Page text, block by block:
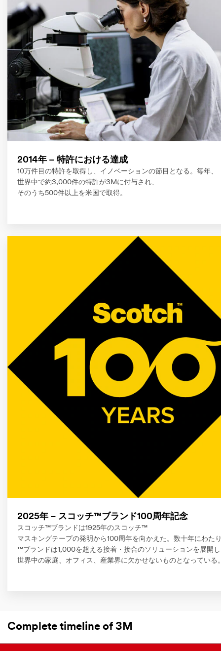
2014年 – 特許における達成
10万件目の特許を取得し、イノベーションの節目となる。毎年、
世界中で約3,000件の特許が3Mに付与され、
そのうち500件以上を米国で取得。
2025年 – スコッチ™ブランド100周年記念
スコッチ™ブランドは1925年のスコッチ™
マスキングテープの発明から100周年を向かえた。数十年にわた
™ブランドは1,000を超える接着・接合のソリューションを展開
世界中の家庭、オフィス、産業界に欠かせないものとなっている
Complete timeline of 3M